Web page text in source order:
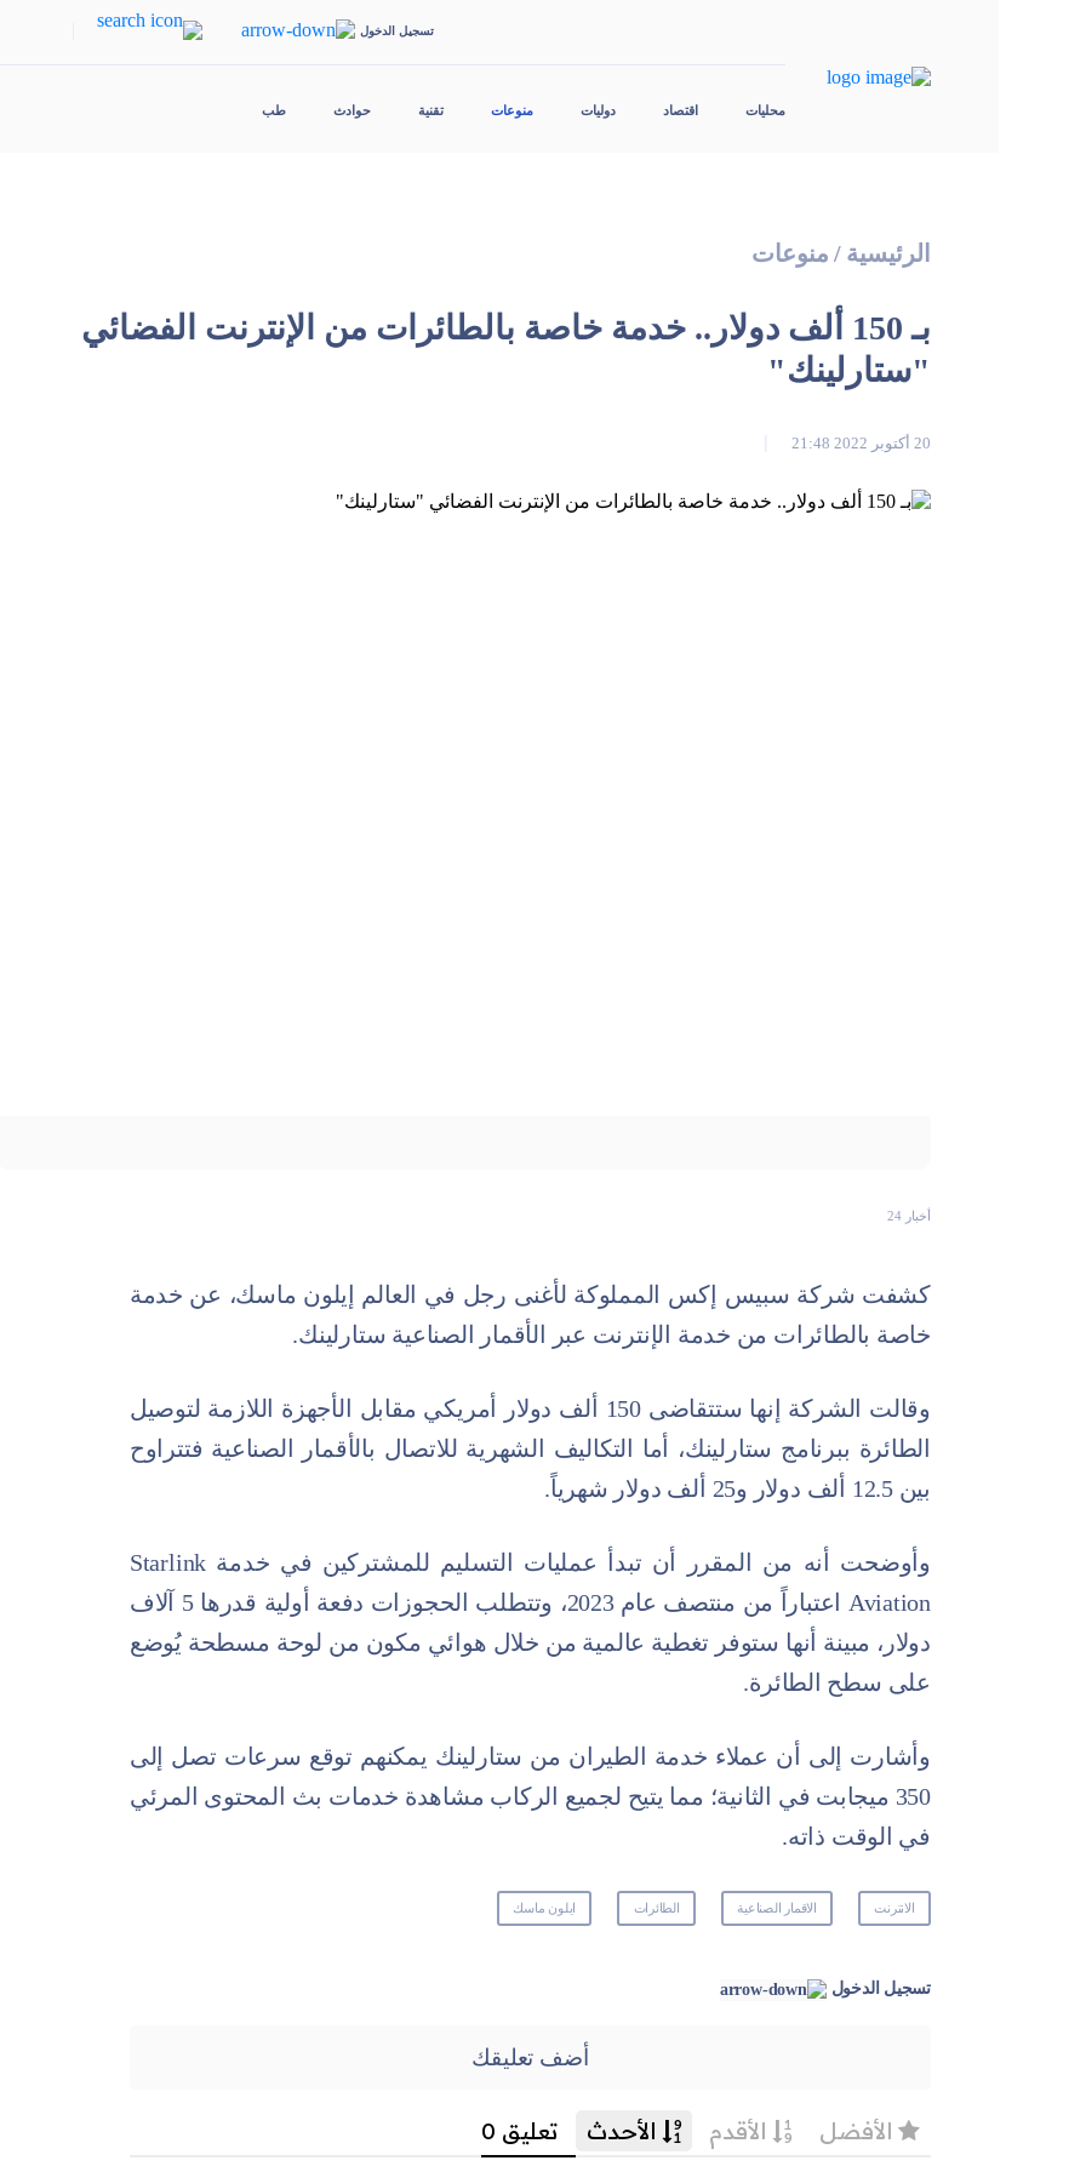
تسجيل الدخول
محليات اقتصاد دوليات منوعات تقنية حوادث طب
الرئيسية / منوعات
بـ 150 ألف دولار.. خدمة خاصة بالطائرات من الإنترنت الفضائي
"ستارلينك"
20 أكتوبر 2022 21:48
أخبار 24
كشفت شركة سبيس إكس المملوكة لأغنى رجل في العالم إيلون ماسك، عن خدمة
خاصة بالطائرات من خدمة الإنترنت عبر الأقمار الصناعية ستارلينك.
وقالت الشركة إنها ستتقاضى 150 ألف دولار أمريكي مقابل الأجهزة اللازمة لتوصيل
الطائرة ببرنامج ستارلينك، أما التكاليف الشهرية للاتصال بالأقمار الصناعية فتتراوح
بين 12.5 ألف دولار و25 ألف دولار شهرياً.
وأوضحت أنه من المقرر أن تبدأ عمليات التسليم للمشتركين في خدمة Starlink
Aviation اعتباراً من منتصف عام 2023، وتتطلب الحجوزات دفعة أولية قدرها 5 آلاف
دولار، مبينة أنها ستوفر تغطية عالمية من خلال هوائي مكون من لوحة مسطحة يُوضع
على سطح الطائرة.
وأشارت إلى أن عملاء خدمة الطيران من ستارلينك يمكنهم توقع سرعات تصل إلى
350 ميجابت في الثانية؛ مما يتيح لجميع الركاب مشاهدة خدمات بث المحتوى المرئي
في الوقت ذاته.
الانترنت الاقمار الصناعية الطائرات ايلون ماسك
تسجيل الدخول
أضف تعليقك